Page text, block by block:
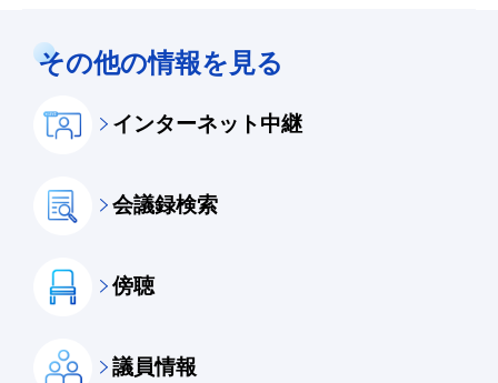
その他の情報を見る
インターネット中継
会議録検索
傍聴
議員情報